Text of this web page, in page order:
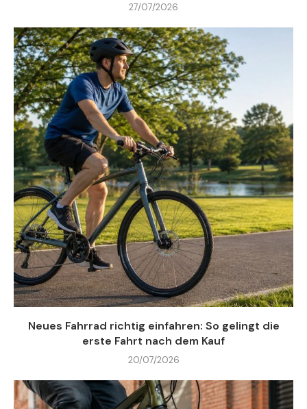
27/07/2026
Neues Fahrrad richtig einfahren: So gelingt die
erste Fahrt nach dem Kauf
20/07/2026